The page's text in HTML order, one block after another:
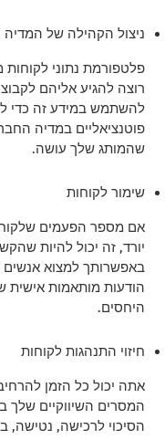
ניצול הקהילה של
פלטפורמת נתוני
רוצה להגיע אליהם
להשתמש במידע זה כדי
פוטנציאליים במדיה
שהמותג שלך עושה.
שימור לקוחות
אם מספר הפעמים
יורד, זה יכול להיות
הודעות מותאמות
היחסים.
חיזוי התנהגות לקוחות
אתה יכול כל הזמן
המסרים השיווקיים שלך
הסיכוי לרכישה, נטישה,